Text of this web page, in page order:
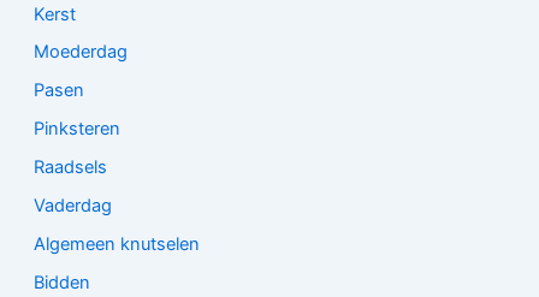
Kerst
Moederdag
Pasen
Pinksteren
Raadsels
Vaderdag
Algemeen knutselen
Bidden